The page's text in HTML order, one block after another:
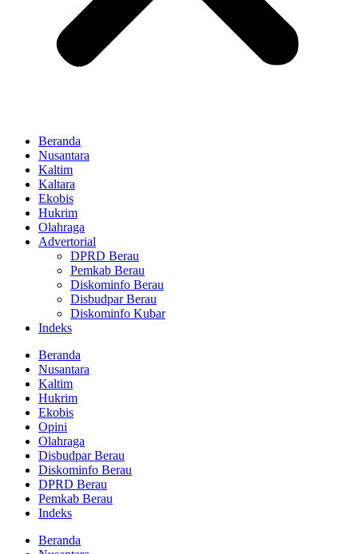
Beranda
Nusantara
Kaltim
Kaltara
Ekobis
Hukrim
Olahraga
Advertorial
DPRD Berau
Pemkab Berau
Diskominfo Berau
Disbudpar Berau
Diskominfo Kubar
Indeks
Beranda
Nusantara
Kaltim
Hukrim
Ekobis
Opini
Olahraga
Disbudpar Berau
Diskominfo Berau
DPRD Berau
Pemkab Berau
Indeks
Beranda